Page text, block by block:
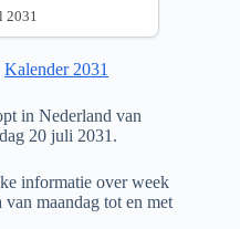
2031
Kalender 2031
in Nederland van
20 juli 2031.
informatie over week
maandag tot en met